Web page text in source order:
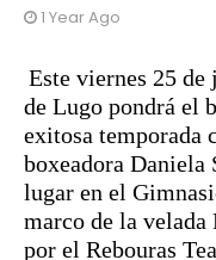
1 Year Ago
Este viernes 25
de Lugo pondrá el
exitosa temporada
boxeadora Daniela
lugar en el
marco de la velada
por el Rebouras